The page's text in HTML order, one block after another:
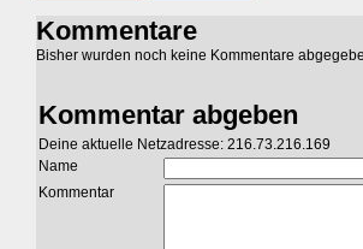
Kommentare
Bisher wurden noch keine Kommentare
Kommentar abgeben
Deine aktuelle Netzadresse: 216.73.216.169
Name
Kommentar